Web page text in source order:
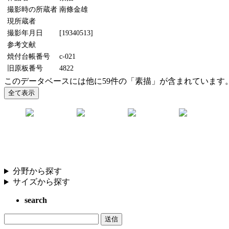
撮影時の所蔵者 南條金雄
現所蔵者
撮影年月日
[19340513]
参考文献
焼付台帳番号
c-021
旧原板番号
4822
このデータベースには他に59件の「素描」が含まれています
分野から探す
サイズから探す
search